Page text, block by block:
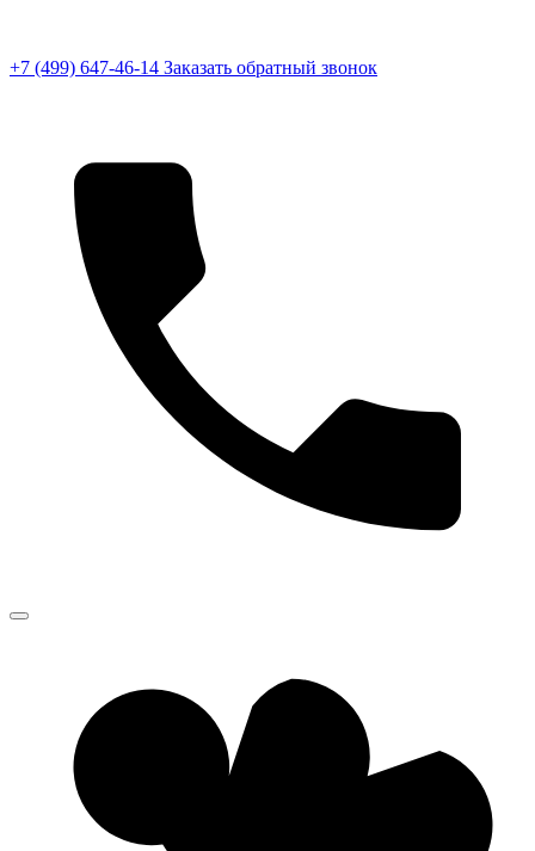
+7 (499) 647-46-14 Заказать обратный звонок